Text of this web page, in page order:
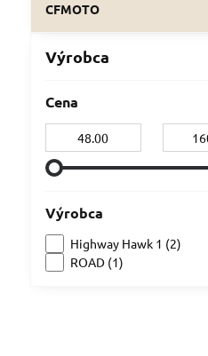
Výrobca
Cena
Výrobca
Highway Hawk 1 (2)
ROAD (1)
CFMOTO